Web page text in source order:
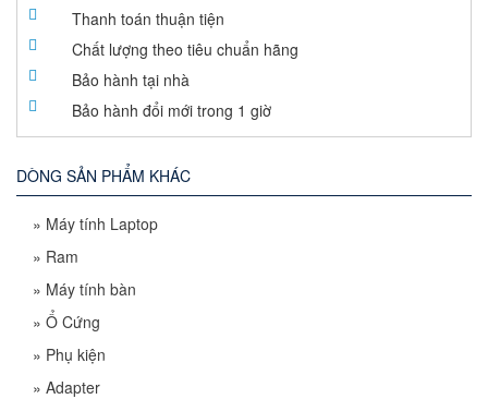
Thanh toán thuận tiện
Chất lượng theo tiêu chuẩn hãng
Bảo hành tại nhà
Bảo hành đổi mới trong 1 giờ
DÒNG SẢN PHẨM KHÁC
» Máy tính Laptop
» Ram
» Máy tính bàn
» Ổ Cứng
» Phụ kiện
» Adapter